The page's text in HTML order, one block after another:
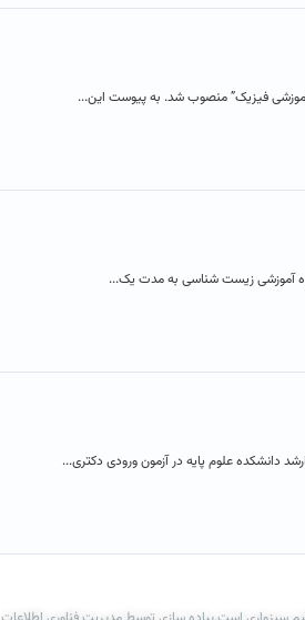
فیزیک” منصوب شد. به پیوست این...
آموزشی زیست شناسی به مدت یک...